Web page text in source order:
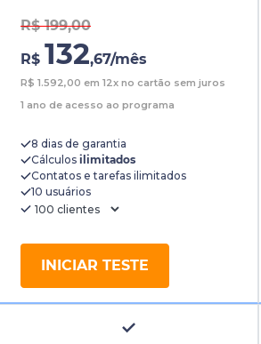
R$ 199,00
R$ 132,67/mês
R$ 1.592,00 em 12x no cartão sem juros
1 ano de acesso ao programa
8 dias de garantia
Cálculos ilimitados
Contatos e tarefas ilimitados
10 usuários
INICIAR TESTE